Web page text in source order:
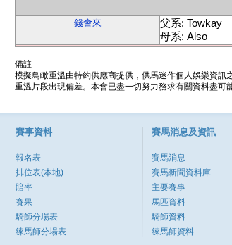
錢會來
父系: Towkay
母系: Also
備註
模擬鳥瞰重溫由特約供應商提供，供馬迷作個人娛樂資
重溫片段出現偏差。本會已盡一切努力務求有關資料盡可
賽事資料
報名表
排位表(本地)
賠率
賽果
騎師分場表
練馬師分場表
賽馬消息及資訊
賽馬消息
賽馬新聞資料庫
主要賽事
馬匹資料
騎師資料
練馬師資料